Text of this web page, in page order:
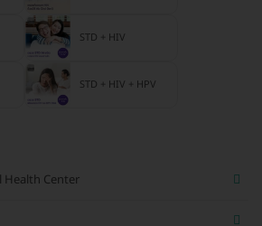
STD + HIV
STD + HIV + HPV
Health Center